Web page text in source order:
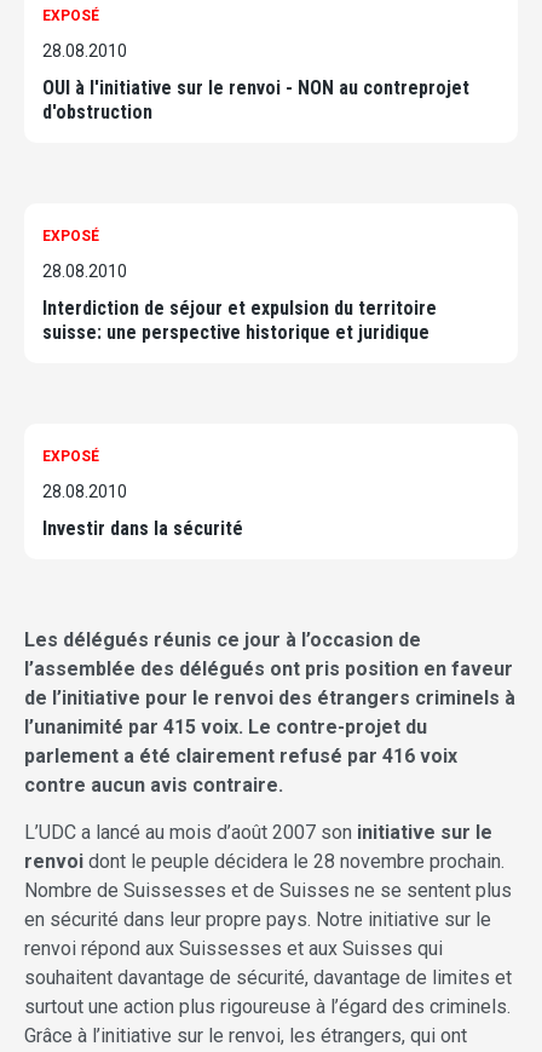
EXPOSÉ
28.08.2010
OUI à l'initiative sur le renvoi - NON au contreprojet
d'obstruction
EXPOSÉ
28.08.2010
Interdiction de séjour et expulsion du territoire
suisse: une perspective historique et juridique
EXPOSÉ
28.08.2010
Investir dans la sécurité
Les délégués réunis ce jour à l’occasion de
l’assemblée des délégués ont pris position en faveur
de l’initiative pour le renvoi des étrangers criminels à
l’unanimité par 415 voix. Le contre-projet du
parlement a été clairement refusé par 416 voix
contre aucun avis contraire.
L’UDC a lancé au mois d’août 2007 son initiative sur le
renvoi dont le peuple décidera le 28 novembre prochain.
Nombre de Suissesses et de Suisses ne se sentent plus
en sécurité dans leur propre pays. Notre initiative sur le
renvoi répond aux Suissesses et aux Suisses qui
souhaitent davantage de sécurité, davantage de limites et
surtout une action plus rigoureuse à l’égard des criminels.
Grâce à l’initiative sur le renvoi, les étrangers, qui ont